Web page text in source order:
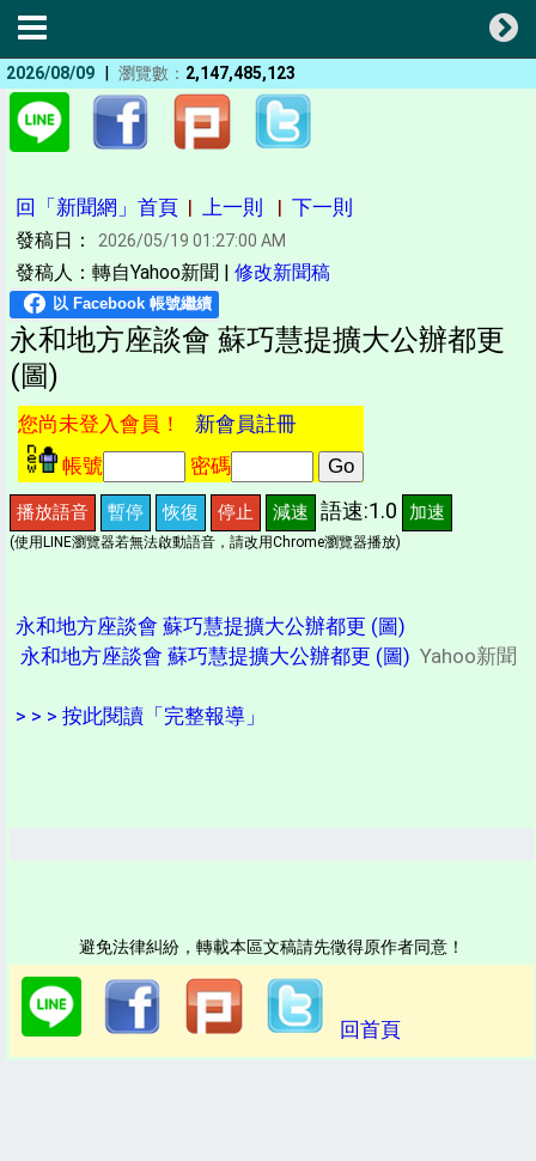
2026/08/09 | 瀏覽數： 2,147,485,123
回「新聞網」首頁 | 上一則 | 下一則
發稿日： 2026/05/19 01:27:00 AM
發稿人：轉自Yahoo新聞 | 修改新聞稿
永和地方座談會 蘇巧慧提擴大公辦都更
(圖)
您尚未登入會員！ 新會員註冊
帳號
密碼
播放語音 暫停 恢復 停止 減速 語速:1.0 加速
(使用LINE瀏覽器若無法啟動語音，請改用Chrome瀏覽器播放)
永和地方座談會 蘇巧慧提擴大公辦都更 (圖)
永和地方座談會 蘇巧慧提擴大公辦都更 (圖) Yahoo新聞
> > > 按此閱讀「完整報導」
避免法律糾紛，轉載本區文稿請先徵得原作者同意！
回首頁